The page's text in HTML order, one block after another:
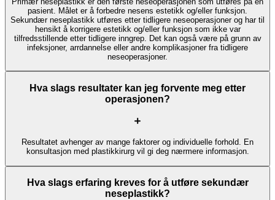
pasient. Målet er å forbedre nesens estetikk og/eller funksjon.
Sekundær neseplastikk utføres etter tidligere neseoperasjoner og har til
hensikt å korrigere estetikk og/eller funksjon som ikke var
tilfredsstillende etter tidligere inngrep. Det kan også være på grunn av
infeksjoner, arrdannelse eller andre komplikasjoner fra tidligere
neseoperasjoner.
Hva slags resultater kan jeg forvente meg etter
operasjonen?
Resultatet avhenger av mange faktorer og individuelle forhold. En
konsultasjon med plastikkirurg vil gi deg nærmere informasjon.
Hva slags erfaring kreves for å utføre sekundær
neseplastikk?